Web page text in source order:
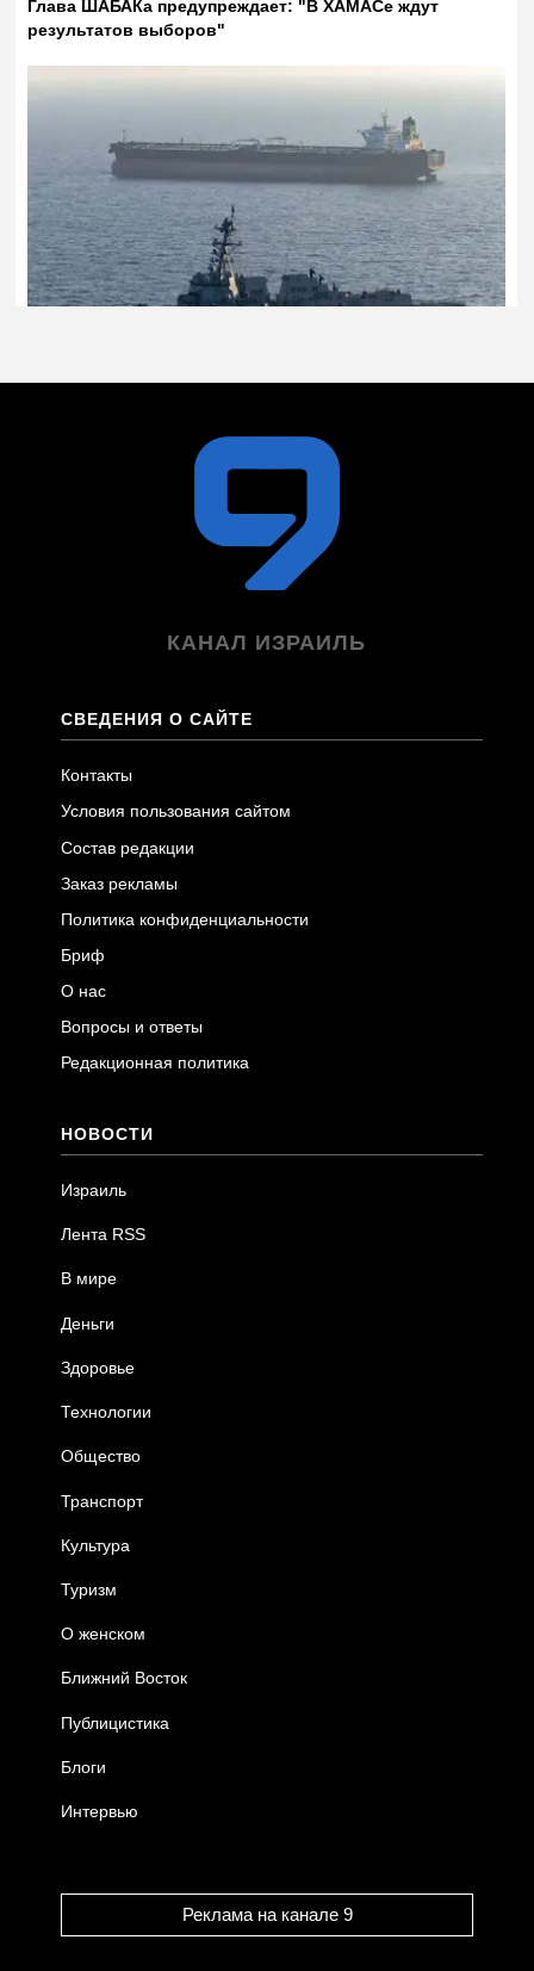
КАНАЛ ИЗРАИЛЬ
СВЕДЕНИЯ О САЙТЕ
Контакты
Условия пользования сайтом
Состав редакции
Заказ рекламы
Политика конфиденциальности
Бриф
О нас
Вопросы и ответы
Редакционная политика
НОВОСТИ
Израиль
Лента RSS
В мире
Деньги
Здоровье
Технологии
Общество
Транспорт
Культура
Туризм
О женском
Ближний Восток
Публицистика
Блоги
Интервью
Реклама на канале 9